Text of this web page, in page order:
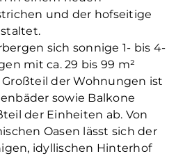
und der hofseitige
sich sonnige 1- bis 4-
mit ca. 29 bis 99 m²
der Wohnungen ist
sowie Balkone
der Einheiten ab. Von
Oasen lässt sich der
idyllischen Hinterhof